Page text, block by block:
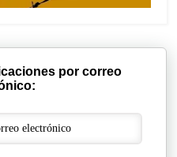
por correo